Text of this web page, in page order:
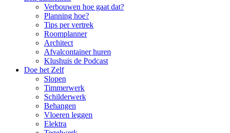
Verbouwen hoe gaat dat?
Planning hoe?
Tips per vertrek
Roomplanner
Architect
Afvalcontainer huren
Klushuis de Podcast
Doe het Zelf
Slopen
Timmerwerk
Schilderwerk
Behangen
Vloeren leggen
Elektra